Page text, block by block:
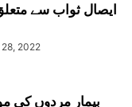
ایصال ثواب سے
2022
بیمار مردوں